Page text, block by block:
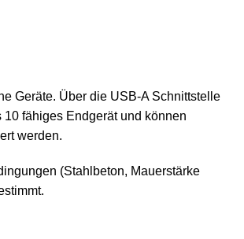
Geräte. Über die USB-A Schnittstelle
fähiges Endgerät und können
werden.
(Stahlbeton, Mauerstärke